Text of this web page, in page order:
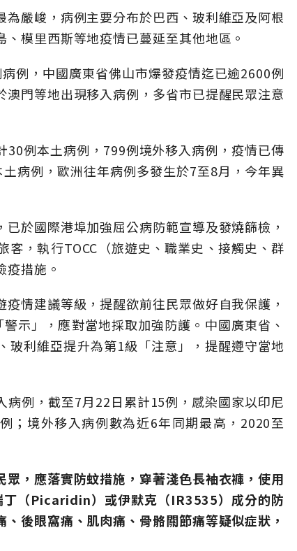
嚴峻，病例主要分布於巴西、玻利維亞及阿根
模里西斯等地疫情已蔓延至其他地區。
例，中國廣東省佛山市爆發疫情迄已逾2600例
門等地出現移入病例，多省市已提醒民眾注意
例本土病例，799例境外移入病例，疫情已傳
病例，歐洲往年病例多發生於7至8月，今年異
於國際港埠加強屈公病防範宣導及發燒篩檢，
，執行TOCC（旅遊史、職業史、接觸史、群
措施。
情建議等級，提醒欲前往民眾做好自我保護，
示」，應對當地採取加強防護。中國廣東省、
玻利維亞提升為第1級「注意」，提醒遵守當地
例，截至7月22日累計15例，感染國家以印尼
；境外移入病例數為近6年同期最高，2020至
，應落實防蚊措施，穿著淺色長袖衣褲，使用
丁（Picaridin）或伊默克（IR3535）成分的防
後眼窩痛、肌肉痛、骨骼關節痛等疑似症狀，